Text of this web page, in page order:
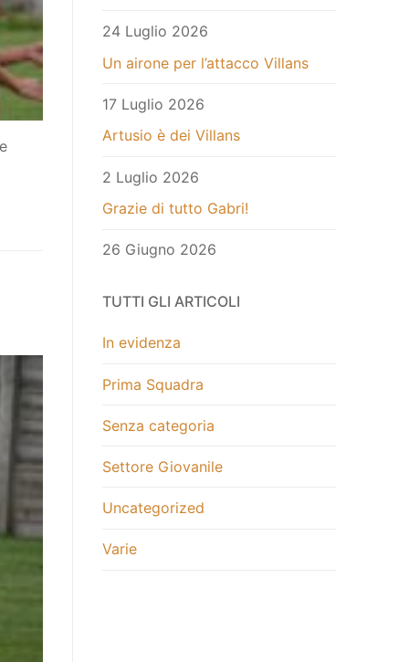
24 Luglio 2026
Un airone per l’attacco Villans
17 Luglio 2026
Artusio è dei Villans
2 Luglio 2026
Grazie di tutto Gabri!
26 Giugno 2026
TUTTI GLI ARTICOLI
In evidenza
Prima Squadra
Senza categoria
Settore Giovanile
Uncategorized
Varie